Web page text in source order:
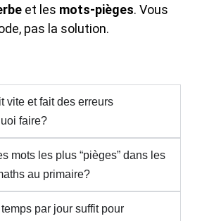
et les mots-pièges. Vous
pas la solution.
vite et fait des erreurs
faire?
mots les plus “pièges” dans les
au primaire?
par jour suffit pour